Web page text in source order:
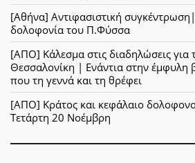
[Αθήνα] Αντιφασιστική
δολοφονία του Π.Φύσσα
[ΑΠΟ] Κάλεσμα στις διαδηλώσεις για
Θεσσαλονίκη | Ενάντια στην έμφυλη
που τη γεννά και τη θρέφει
[ΑΠΟ] Κράτος και κεφάλαιο
Τετάρτη 20 Νοέμβρη